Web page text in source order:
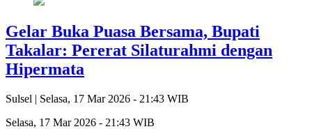
Gelar Buka Puasa Bersama, Bupati
Takalar: Pererat Silaturahmi dengan
Hipermata
Sulsel | Selasa, 17 Mar 2026 - 21:43 WIB
Selasa, 17 Mar 2026 - 21:43 WIB